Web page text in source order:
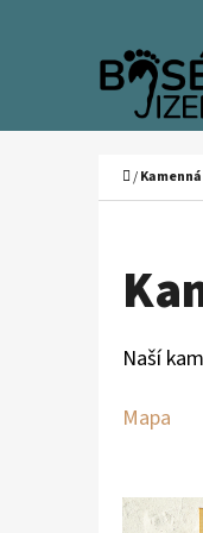
Domů
/
Naší
Mapa
Í
Zpět
do
obchodu
Zpět
do
obchodu